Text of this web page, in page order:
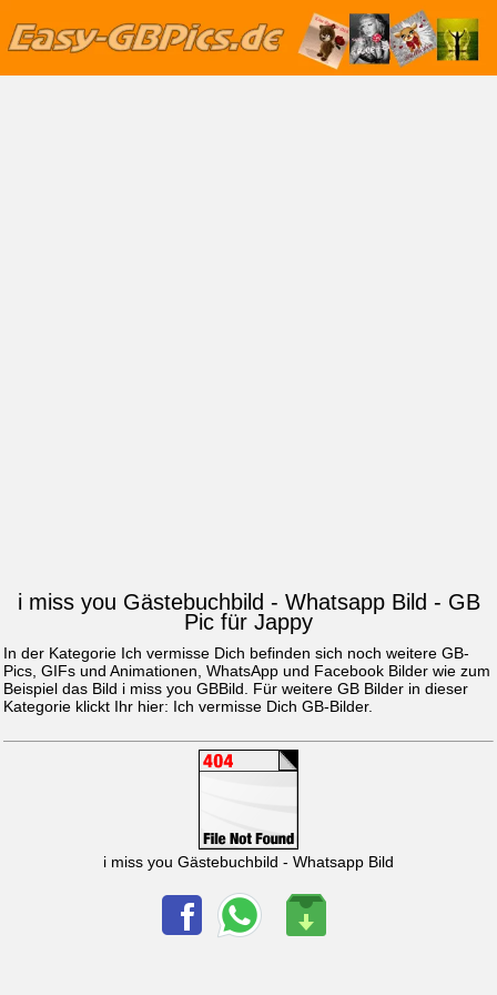
i miss you Gästebuchbild - Whatsapp Bild - GB
Pic für Jappy
In der Kategorie Ich vermisse Dich befinden sich noch weitere GB-
Pics, GIFs und Animationen, WhatsApp und Facebook Bilder wie zum
Beispiel das Bild i miss you GBBild. Für weitere GB Bilder in dieser
Kategorie klickt Ihr hier: Ich vermisse Dich GB-Bilder.
i miss you Gästebuchbild - Whatsapp Bild